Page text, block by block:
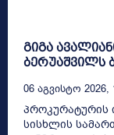
გიგა
ბერუაშვილს
06 Აგვისტო 2026,
პროკურატურის
სისხლის